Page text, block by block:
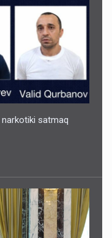
narkotiki satmaq